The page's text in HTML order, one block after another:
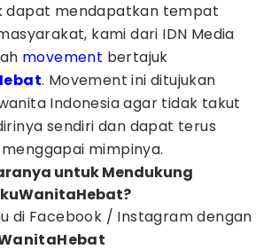
dapat mendapatkan tempat
kami dari IDN Media
movement bertajuk
. Movement ini ditujukan
Indonesia agar tidak takut
sendiri dan dapat terus
mimpinya.
untuk Mendukung
di Facebook / Instagram dengan